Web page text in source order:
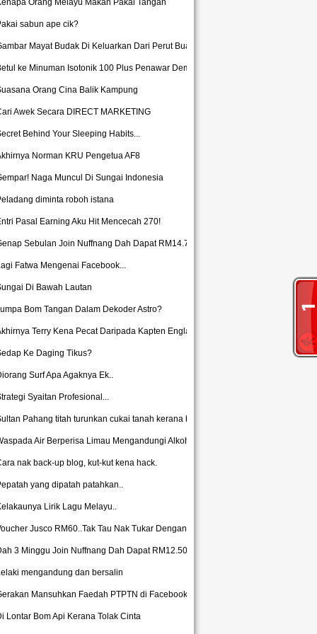
Orang Melayu Makan Pakai Tangan
sabun ape cik?
Mayat Budak Di Keluarkan Dari Perut Buaya
ke Minuman Isotonik 100 Plus Penawar Demam?
Orang Cina Balik Kampung
Awek Secara DIRECT MARKETING
Behind Your Sleeping Habits...
Norman KRU Pengetua AF8
Naga Muncul Di Sungai Indonesia
diminta roboh istana
Pasal Earning Aku Hit Mencecah 270!
Sebulan Join Nuffnang Dah Dapat RM14.75
Fatwa Mengenai Facebook...
Di Bawah Lautan
Bom Tangan Dalam Dekoder Astro?
Terry Kena Pecat Daripada Kapten England
Ke Daging Tikus?
Surf Apa Agaknya Ek..
Syaitan Profesional...
Pahang titah turunkan cukai tanah kerana be...
Air Berperisa Limau Mengandungi Alkohol...
nak back-up blog, kut-kut kena hack.
yang dipatah patahkan..
Lirik Lagu Melayu..
Jusco RM60..Tak Tau Nak Tukar Dengan Apa...
3 Minggu Join Nuffnang Dah Dapat RM12.50
mengandung dan bersalin
Mansuhkan Faedah PTPTN di Facebook?
Lontar Bom Api Kerana Tolak Cinta